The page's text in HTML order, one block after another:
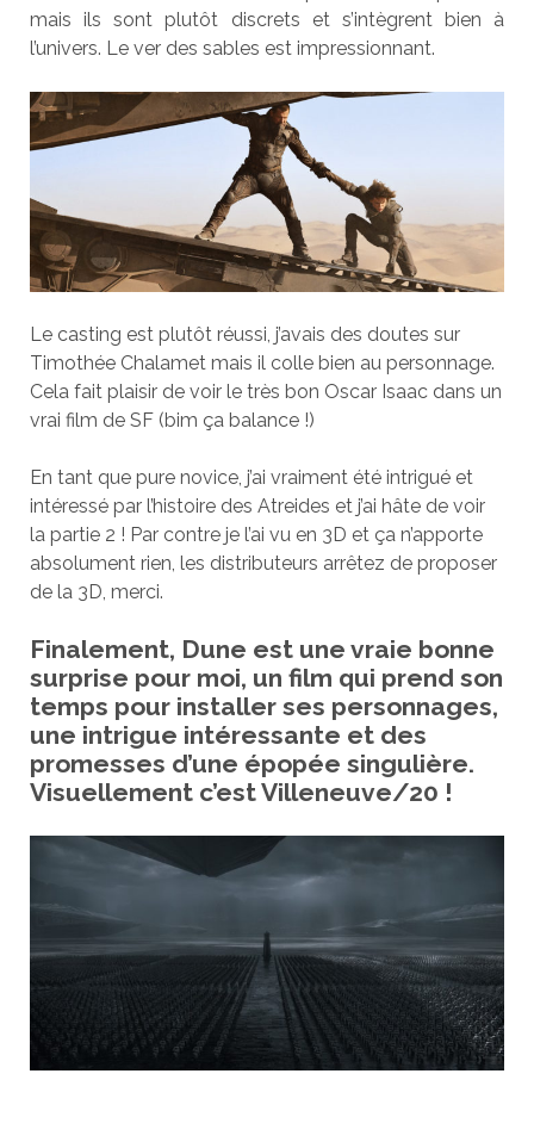
mais ils sont plutôt discrets et s’intègrent bien à
l’univers. Le ver des sables est impressionnant.
Le casting est plutôt réussi, j’avais des doutes sur
Timothée Chalamet mais il colle bien au personnage.
Cela fait plaisir de voir le très bon Oscar Isaac dans un
vrai film de SF (bim ça balance !)
En tant que pure novice, j’ai vraiment été intrigué et
intéressé par l’histoire des Atreides et j’ai hâte de voir
la partie 2 ! Par contre je l’ai vu en 3D et ça n’apporte
absolument rien, les distributeurs arrêtez de proposer
de la 3D, merci.
Finalement, Dune est une vraie bonne
surprise pour moi, un film qui prend son
temps pour installer ses personnages,
une intrigue intéressante et des
promesses d’une épopée singulière.
Visuellement c’est Villeneuve/20 !